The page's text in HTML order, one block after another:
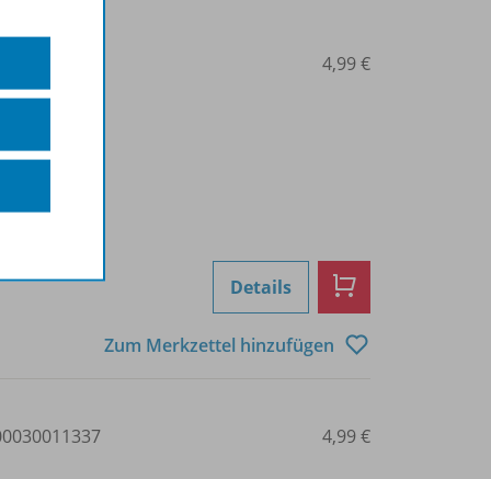
4,99 €
Details
Zum Merkzettel hinzufügen
4,99 €